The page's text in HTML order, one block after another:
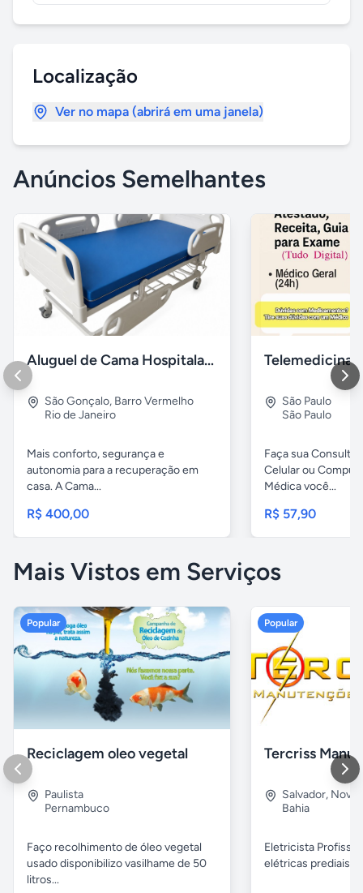
Localização
Ver no mapa (abrirá em uma janela)
Anúncios Semelhantes
Aluguel de Cama Hospitalar Motorizada RJ
São Gonçalo, Barro Vermelho
Rio de Janeiro
Mais conforto, segurança e
autonomia para a recuperação em
casa. A Cama...
R$ 400,00
São Paulo
São Paulo
Faça sua Consulta
Celular ou
Médica você...
R$ 57,90
Mais Vistos em Serviços
Popular
Reciclagem oleo vegetal
Paulista
Pernambuco
Faço recolhimento de óleo vegetal
usado disponibilizo vasilhame de 50
litros...
Popular
Salvador, Nova
Bahia
Eletricista
elétricas prediais e